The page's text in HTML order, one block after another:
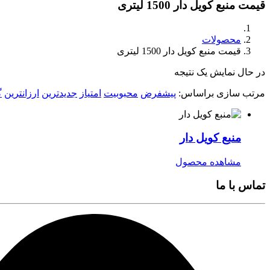
قیمت منبع کویل دار 1500 لیتری
محصولات
قیمت منبع کویل دار 1500 لیتری
در حال نمایش یک نتیجه
مرتب سازی براساس: پیشفرض محبوبیت امتیاز جدیدترین ارزانترین
منبع کویل دار
مشاهده محصول
تماس با ما